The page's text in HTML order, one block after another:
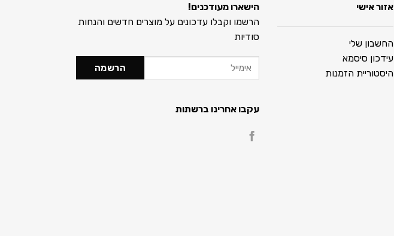
אזור אישי
החשבון שלי
עידכון סיסמא
היסטוריית הזמנות
הישארו מעודכנים!
הרשמו וקבלו עדכונים על מוצרים חדשים והנחות
סודיות
עקבו אחרינו ברשתות